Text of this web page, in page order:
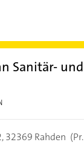
Sanitär- und
32369 Rahden